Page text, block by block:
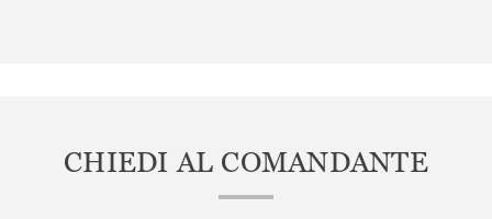
CHIEDI AL COMANDANTE